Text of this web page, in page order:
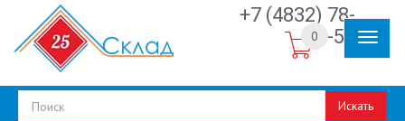
+7 (4832) 78-
30-50
Искать
0